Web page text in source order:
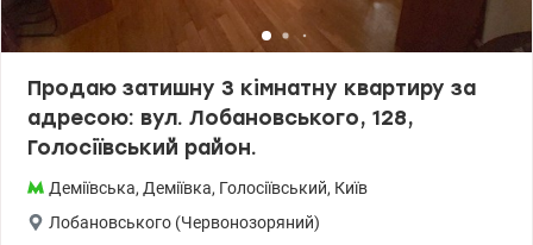
Продаю затишну 3 кімнатну квартиру за
адресою: вул. Лобановського, 128,
Голосіївський район.
Деміївська, Деміївка, Голосіївський, Київ
Лобановського (Червонозоряний)